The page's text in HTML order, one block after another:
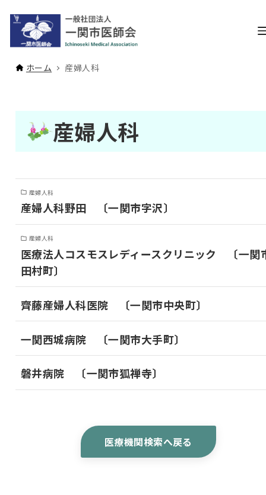
ホーム 産婦人科
産婦人科
産婦人科
産婦人科野田 〔一関市字沢〕
産婦人科
医療法人コスモスレディースクリニック 〔一関
田村町〕
齊藤産婦人科医院 〔一関市中央町〕
一関西城病院 〔一関市大手町〕
磐井病院 〔一関市狐禅寺〕
医療機関検索へ戻る